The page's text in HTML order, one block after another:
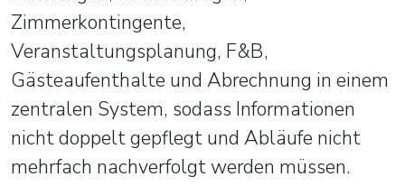
Zimmerkontingente,
Veranstaltungsplanung, F&B,
Gästeaufenthalte und Abrechnung in einem
zentralen System, sodass Informationen
nicht doppelt gepflegt und Abläufe nicht
mehrfach nachverfolgt werden müssen.